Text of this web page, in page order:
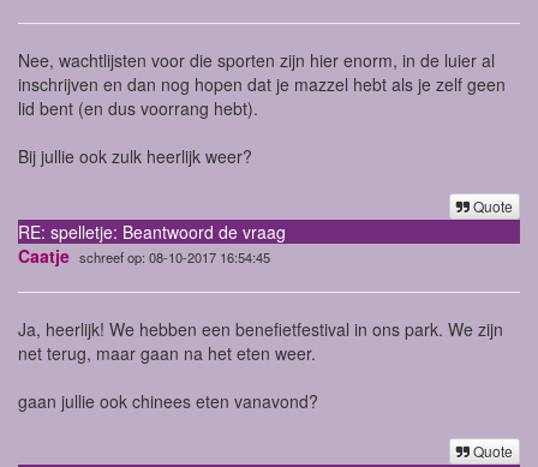
Nee, wachtlijsten voor die sporten zijn hier enorm, in de luier al
inschrijven en dan nog hopen dat je mazzel hebt als je zelf geen
lid bent (en dus voorrang hebt).
Bij jullie ook zulk heerlijk weer?
Quote
RE: spelletje: Beantwoord de vraag
Caatje schreef op: 08-10-2017 16:54:45
Ja, heerlijk! We hebben een benefietfestival in ons park. We zijn
net terug, maar gaan na het eten weer.
gaan jullie ook chinees eten vanavond?
Quote